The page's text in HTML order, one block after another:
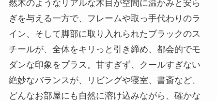
然木のようなリアルな木目が空間に温かみと安ら
ぎを与える一方で、フレームや取っ手代わりのラ
イン、そして脚部に取り入れられたブラックのス
チールが、全体をキリっと引き締め、都会的でモ
ダンな印象をプラス。甘すぎず、クールすぎない
絶妙なバランスが、リビングや寝室、書斎など、
どんなお部屋にも自然に溶け込みながら、確かな